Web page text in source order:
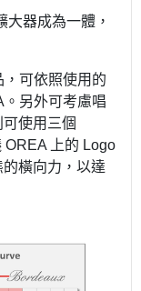
大器成為一體，
可依照使用的
另外可考慮唱
使用三個
上的 Logo
橫向力，以達